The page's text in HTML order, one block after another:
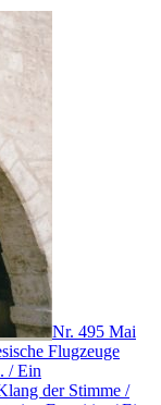
Nr. 495 Mai
Flugzeuge
/ Ein
der Stimme /